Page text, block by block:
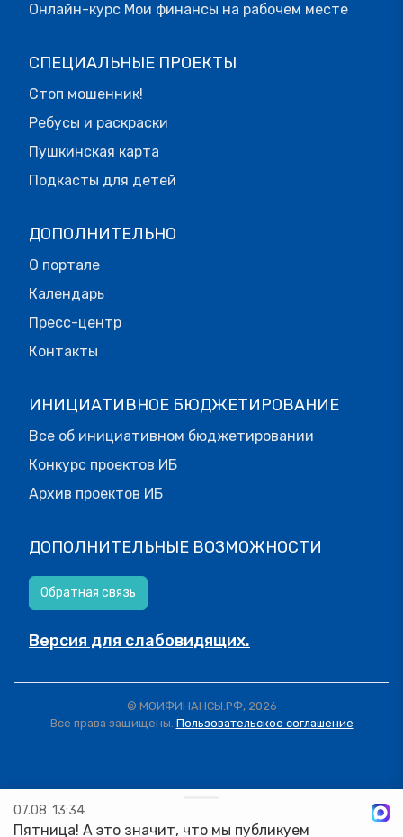
Онлайн-курс Мои финансы на рабочем месте
СПЕЦИАЛЬНЫЕ ПРОЕКТЫ
Стоп мошенник!
Ребусы и раскраски
Пушкинская карта
Подкасты для детей
ДОПОЛНИТЕЛЬНО
О портале
Календарь
Пресс-центр
Контакты
ИНИЦИАТИВНОЕ БЮДЖЕТИРОВАНИЕ
Все об инициативном бюджетировании
Конкурс проектов ИБ
Архив проектов ИБ
ДОПОЛНИТЕЛЬНЫЕ ВОЗМОЖНОСТИ
Обратная связь
Версия для слабовидящих.
© МОИФИНАНСЫ.РФ, 2026
Все права защищены. Пользовательское соглашение
07.08 13:34
Пятница! А это значит, что мы публикуем